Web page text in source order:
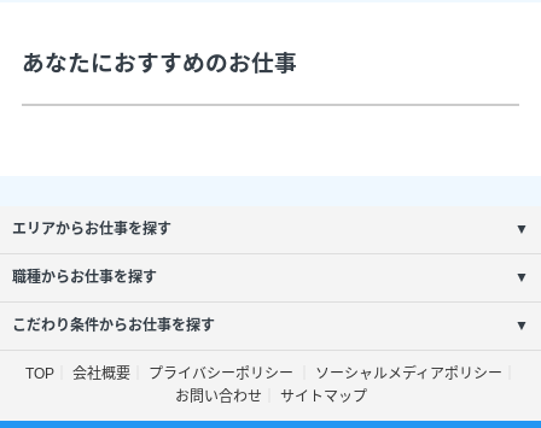
あなたにおすすめのお仕事
エリアからお仕事を探す ▼
職種からお仕事を探す ▼
こだわり条件からお仕事を探す ▼
TOP 会社概要 プライバシーポリシー
ソーシャルメディアポリシー
お問い合わせ
サイトマップ